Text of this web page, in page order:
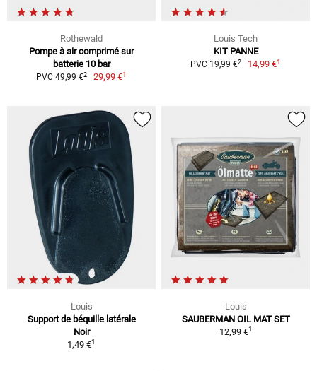
Rothewald
Pompe à air comprimé sur
batterie 10 bar
PVC 49,99 €2 29,99 €1
Louis Tech
KIT PANNE
PVC 19,99 €2 14,99 €1
Louis
Support de béquille latérale
Noir
1,49 €1
Louis
SAUBERMAN OIL MAT SET
12,99 €1